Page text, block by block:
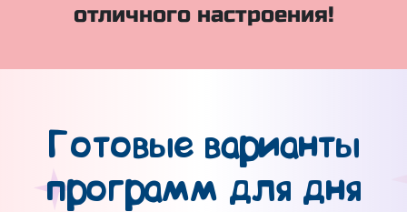
отличного настроения!
Готовые варианты
программ для дня